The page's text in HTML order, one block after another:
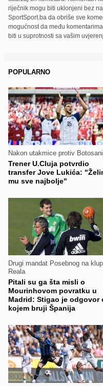
riječnik mogu biti uklonjeni bez
SportSport.ba da obriše sve
mogućnost da među
biti u suprotnosti sa vašim
POPULARNO
Nakon utakmice protiv
Trener U.Cluja potvrdio
transfer Jove Lukića:
mu sve najbolje"
Drugi mandat Posebnog na
Reala
Pitali su ga šta misli o
Mourinhovom povratku u
Madrid: Stigao je odgovor
kojem bruji Španija